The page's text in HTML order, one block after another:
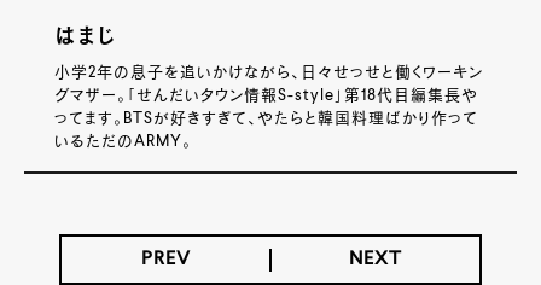
はまじ
小学2年の息子を追いかけながら、日々せっせと働くワーキン
グマザー。「せんだいタウン情報S-style」第18代目編集長や
ってます。BTSが好きすぎて、やたらと韓国料理ばかり作って
いるただのARMY。
PREV NEXT